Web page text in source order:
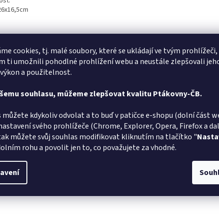
cookies, tj. malé soubory, které se ukládají ve tvým prohlížeči,
ti umožnili pohodlné prohlížení webu a neustále zlepšovali
a použitelnost.
souhlasu, můžeme zlepšovat kvalitu Ptákovny-ČB.
můžete kdykoliv odvolat a to buď v patičce e-shopu (dolní část
svého prohlížeče (Chrome, Explorer, Opera, Firefox a
můžete svůj souhlas modifikovat kliknutím na tlačítko "
rohu a povolit jen to, co považujete za vhodné.
Hodnocení obchodu je 5 z 5 hvězdiček.
5.8.2026
pořádku
JZ
Rychlé
Lída
Hodnocení obchodu je 5 z 5 hvězdiček.
31.7.2026
RS
Vše v